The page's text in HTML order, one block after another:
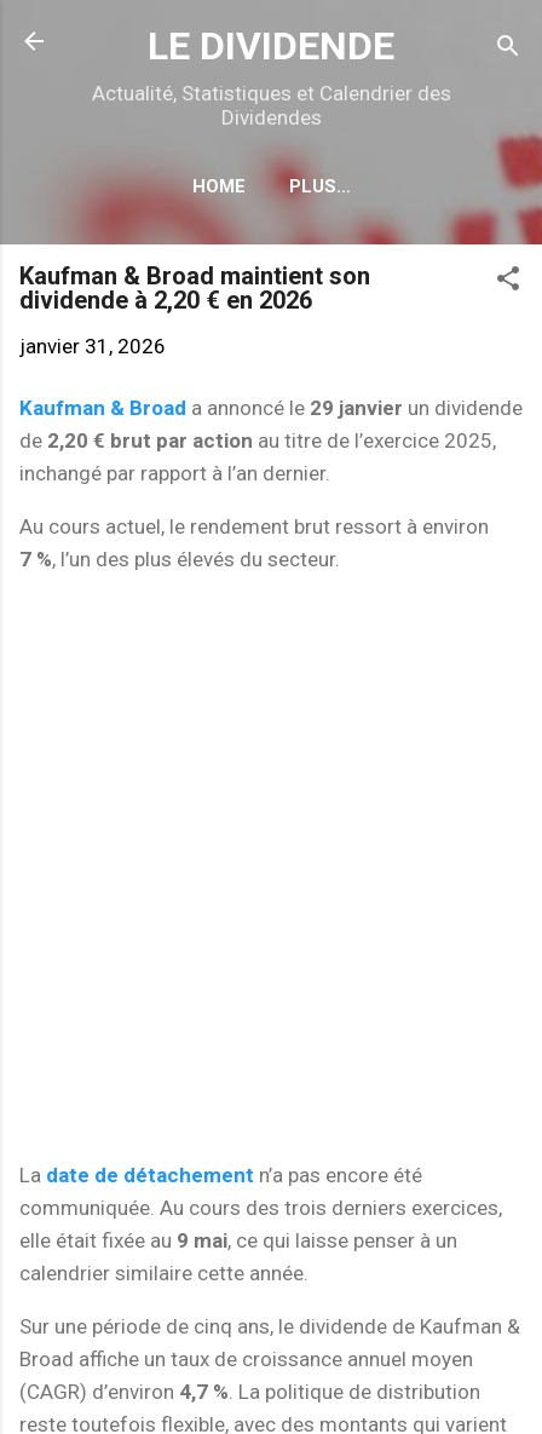
Accéder au contenu principal
LE DIVIDENDE
Actualité, Statistiques et Calendrier des
Dividendes
HOME PLUS…
CALENDRIER DÉTACHEMENTS
Kaufman & Broad maintient son
dividende à 2,20 € en 2026
janvier 31, 2026
Kaufman & Broad a annoncé le 29 janvier un dividende
de 2,20 € brut par action au titre de l’exercice 2025,
inchangé par rapport à l’an dernier.
Au cours actuel, le rendement brut ressort à environ
7 %, l’un des plus élevés du secteur.
La date de détachement n’a pas encore été
communiquée. Au cours des trois derniers exercices,
elle était fixée au 9 mai, ce qui laisse penser à un
calendrier similaire cette année.
Sur une période de cinq ans, le dividende de Kaufman &
Broad affiche un taux de croissance annuel moyen
(CAGR) d’environ 4,7 % . La politique de distribution
reste toutefois flexible, avec des montants qui varient